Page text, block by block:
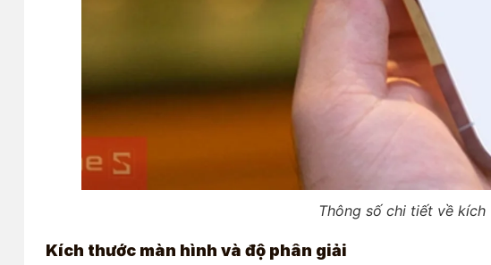
Thông số chi tiết về kích
Kích thước màn hình và độ phân giải